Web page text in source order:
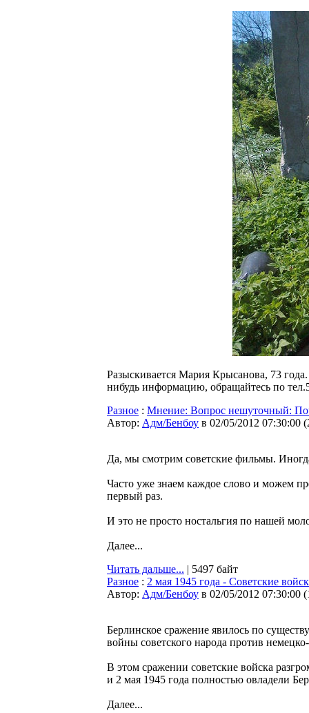
Разыскивается Мария Крысанова, 73
нибудь информацию, обращайтесь по
Разное : Мнение: Вопрос нешуточный:
Автор: Адм/Бенбоу в 02/05/2012 07:30:00 (
Да, мы смотрим советские фильмы.
Часто уже знаем каждое слово и можем
первый раз.
И это не просто ностальгия по нашей
Далее...
Читать дальше... | 5497 байт
Разное : 2 мая 1945 года - Советские
Автор: Адм/Бенбоу в 02/05/2012 07:30:00 (
Берлинское сражение явилось по
войны советского народа против
В этом сражении советские войска
и 2 мая 1945 года полностью овладели
Далее...